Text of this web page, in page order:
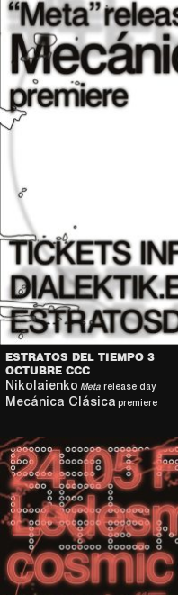
ESTRATOS DEL TIEMPO 3
OCTUBRE CCC
Nikolaienko Meta release day
Mecánica Clásica premiere